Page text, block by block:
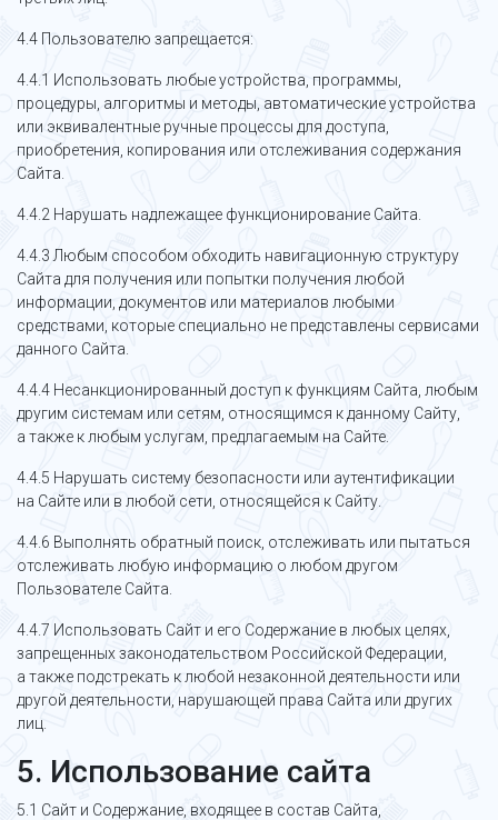
4.4 Пользователю запрещается:
4.4.1 Использовать любые устройства, программы,
процедуры, алгоритмы и методы, автоматические устройства
или эквивалентные ручные процессы для доступа,
приобретения, копирования или отслеживания содержания
Сайта.
4.4.2 Нарушать надлежащее функционирование Сайта.
4.4.3 Любым способом обходить навигационную структуру
Сайта для получения или попытки получения любой
информации, документов или материалов любыми
средствами, которые специально не представлены сервисами
данного Сайта.
4.4.4 Несанкционированный доступ к функциям Сайта, любым
другим системам или сетям, относящимся к данному Сайту,
а также к любым услугам, предлагаемым на Сайте.
4.4.5 Нарушать систему безопасности или аутентификации
на Сайте или в любой сети, относящейся к Сайту.
4.4.6 Выполнять обратный поиск, отслеживать или пытаться
отслеживать любую информацию о любом другом
Пользователе Сайта.
4.4.7 Использовать Сайт и его Содержание в любых целях,
запрещенных законодательством Российской Федерации,
а также подстрекать к любой незаконной деятельности или
другой деятельности, нарушающей права Сайта или других
лиц.
5. Использование сайта
5.1 Сайт и Содержание, входящее в состав Сайта,